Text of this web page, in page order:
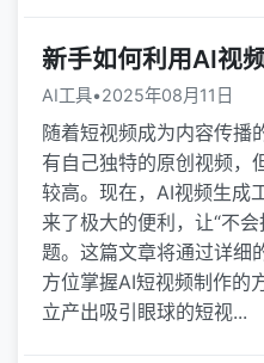
新手如何利用AI视
AI工具•2025年08月11日
随着短视频成为内容传播
有自己独特的原创视频，
较高。现在，AI视频生成
来了极大的便利，让“不
题。这篇文章将通过详细
方位掌握AI短视频制作的
立产出吸引眼球的短视...